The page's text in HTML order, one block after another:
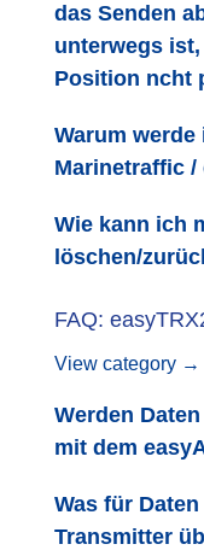
das Senden
unterwegs
Position ncht
Warum
Marinetraffic /
Wie kann ich
löschen/
FAQ:
View category →
Werden
mit dem
Was für
Transmitter